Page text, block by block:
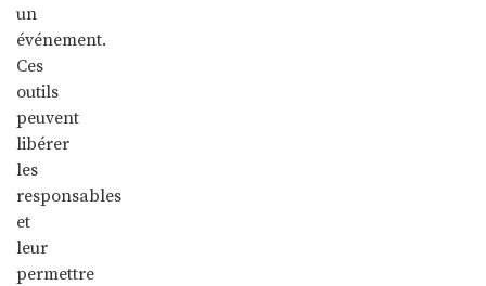
un
événement.
Ces
outils
peuvent
libérer
les
responsables
et
leur
permettre